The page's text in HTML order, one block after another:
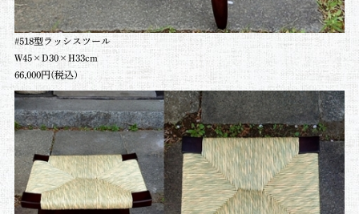
#518型ラッシスツール
W45×D30×H33cm
66,000円(税込)